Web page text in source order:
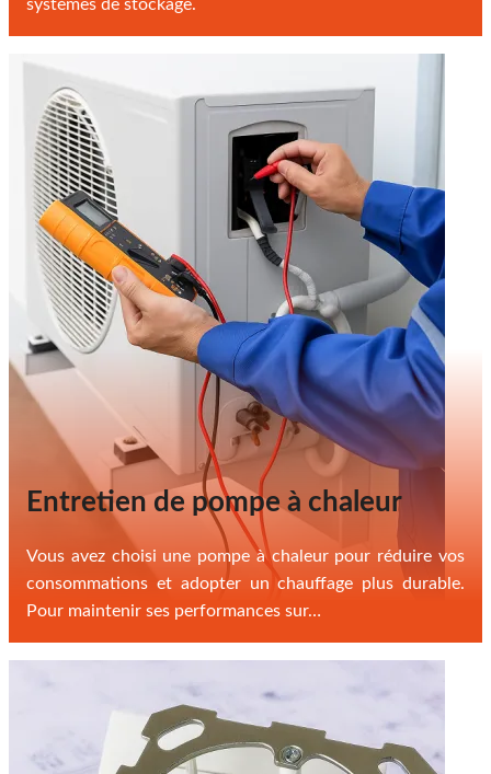
systèmes de stockage.
Entretien de pompe à chaleur
Vous avez choisi une pompe à chaleur pour réduire vos
consommations et adopter un chauffage plus durable.
Pour maintenir ses performances sur…